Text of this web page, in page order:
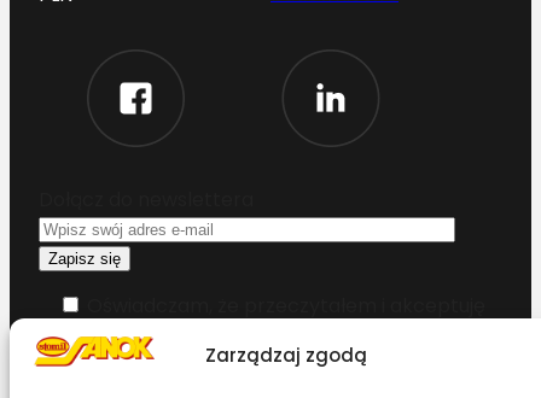
Zarządzaj zgodą
warunki korzystania z serwisu